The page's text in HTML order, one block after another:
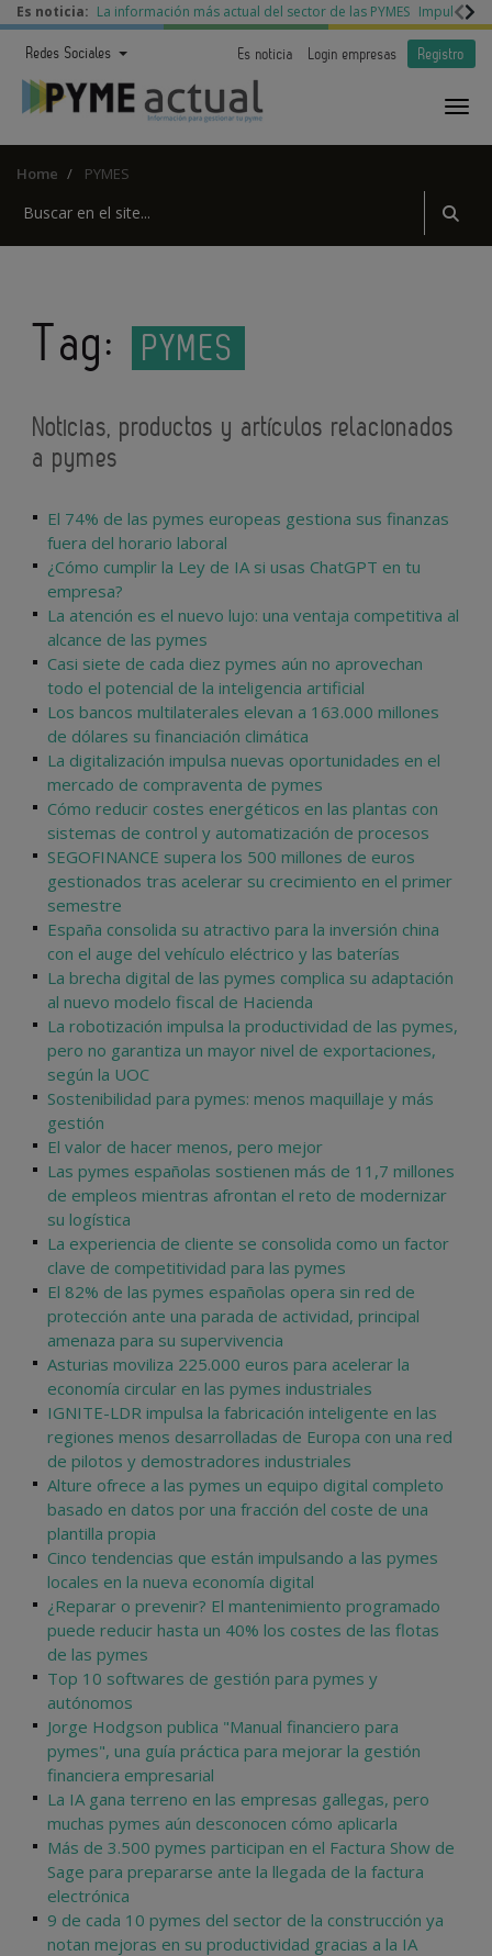
Es noticia: La información más actual del sector de las PYMES Impulso a
Redes Sociales Es noticia Login empresas Registro
Home PYMES
Tag: PYMES
Noticias, productos y artículos relacionados
a pymes
El 74% de las pymes europeas gestiona sus finanzas
fuera del horario laboral
¿Cómo cumplir la Ley de IA si usas ChatGPT en tu
empresa?
La atención es el nuevo lujo: una ventaja competitiva al
alcance de las pymes
Casi siete de cada diez pymes aún no aprovechan
todo el potencial de la inteligencia artificial
Los bancos multilaterales elevan a 163.000 millones
de dólares su financiación climática
La digitalización impulsa nuevas oportunidades en el
mercado de compraventa de pymes
Cómo reducir costes energéticos en las plantas con
sistemas de control y automatización de procesos
SEGOFINANCE supera los 500 millones de euros
gestionados tras acelerar su crecimiento en el primer
semestre
España consolida su atractivo para la inversión china
con el auge del vehículo eléctrico y las baterías
La brecha digital de las pymes complica su adaptación
al nuevo modelo fiscal de Hacienda
La robotización impulsa la productividad de las pymes,
pero no garantiza un mayor nivel de exportaciones,
según la UOC
Sostenibilidad para pymes: menos maquillaje y más
gestión
El valor de hacer menos, pero mejor
Las pymes españolas sostienen más de 11,7 millones
de empleos mientras afrontan el reto de modernizar
su logística
La experiencia de cliente se consolida como un factor
clave de competitividad para las pymes
El 82% de las pymes españolas opera sin red de
protección ante una parada de actividad, principal
amenaza para su supervivencia
Asturias moviliza 225.000 euros para acelerar la
economía circular en las pymes industriales
IGNITE-LDR impulsa la fabricación inteligente en las
regiones menos desarrolladas de Europa con una red
de pilotos y demostradores industriales
Alture ofrece a las pymes un equipo digital completo
basado en datos por una fracción del coste de una
plantilla propia
Cinco tendencias que están impulsando a las pymes
locales en la nueva economía digital
¿Reparar o prevenir? El mantenimiento programado
puede reducir hasta un 40% los costes de las flotas
de las pymes
Top 10 softwares de gestión para pymes y
autónomos
Jorge Hodgson publica "Manual financiero para
pymes", una guía práctica para mejorar la gestión
financiera empresarial
La IA gana terreno en las empresas gallegas, pero
muchas pymes aún desconocen cómo aplicarla
Más de 3.500 pymes participan en el Factura Show de
Sage para prepararse ante la llegada de la factura
electrónica
9 de cada 10 pymes del sector de la construcción ya
notan mejoras en su productividad gracias a la IA